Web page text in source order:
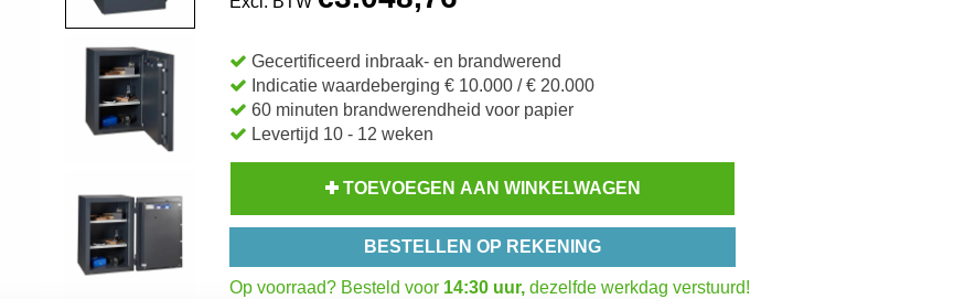
Gecertificeerd inbraak- en brandwerend
Indicatie waardeberging € 10.000 / € 20.000
60 minuten brandwerendheid voor papier
Levertijd 10 - 12 weken
TOEVOEGEN AAN WINKELWAGEN
BESTELLEN OP REKENING
Op voorraad? Besteld voor 14:30 uur, dezelfde werkdag verstuurd!